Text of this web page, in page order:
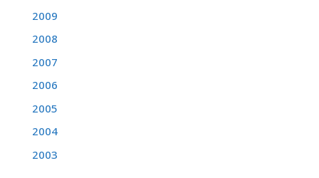
2009
2008
2007
2006
2005
2004
2003